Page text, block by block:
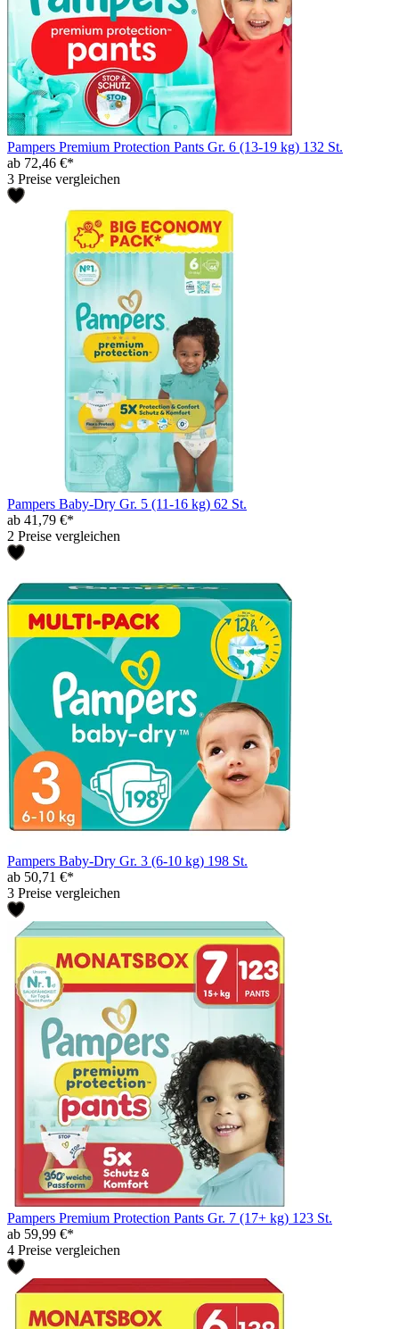
Pampers Premium Protection Pants Gr. 6 (13-19 kg) 132 St.
ab 72,46 €*
3 Preise vergleichen
Pampers Baby-Dry Gr. 5 (11-16 kg) 62 St.
ab 41,79 €*
2 Preise vergleichen
Pampers Baby-Dry Gr. 3 (6-10 kg) 198 St.
ab 50,71 €*
3 Preise vergleichen
Pampers Premium Protection Pants Gr. 7 (17+ kg) 123 St.
ab 59,99 €*
4 Preise vergleichen